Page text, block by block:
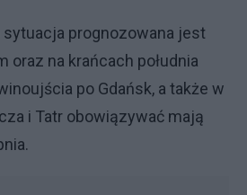
sytuacja prognozowana jest
oraz na krańcach południa
po Gdańsk, a także w
i Tatr obowiązywać mają